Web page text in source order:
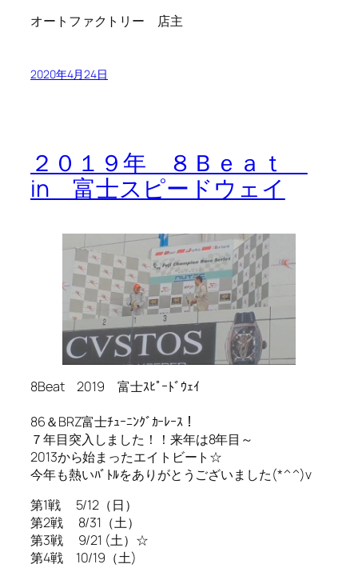
オートファクトリー 店主
2020年4月24日
２０１９年 ８Ｂｅａｔ
in 富士スピードウェイ
8Beat 2019 富士ｽﾋﾟｰﾄﾞｳｪｲ
86＆BRZ富士ﾁｭｰﾆﾝｸﾞｶｰﾚｰｽ！
７年目突入しました！！来年は8年目～
2013から始まったエイトビート☆
今年も熱いﾊﾞﾄﾙをありがとうございました(*^^)v
第1戦 5/12（日）
第2戦 8/31（土）
第3戦 9/21 (土）☆
第4戦 10/19（土)